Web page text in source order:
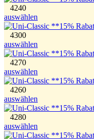
4240
auswählen
4300
auswählen
4270
auswählen
4260
auswählen
4280
auswählen